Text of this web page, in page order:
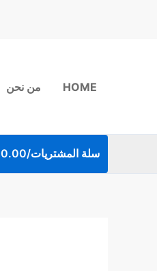
HOME من نحن
سلة المشتريات/0.00